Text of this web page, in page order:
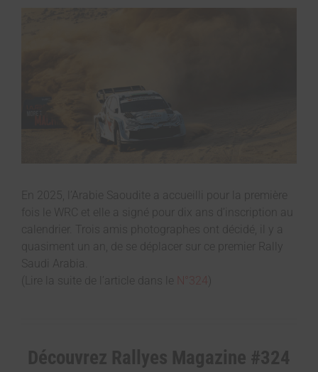
En 2025, l’Arabie Saoudite a accueilli pour la première
fois le WRC et elle a signé pour dix ans d’inscription au
calendrier. Trois amis photographes ont décidé, il y a
quasiment un an, de se déplacer sur ce premier Rally
Saudi Arabia.
(Lire la suite de l’article dans le
N°324 )